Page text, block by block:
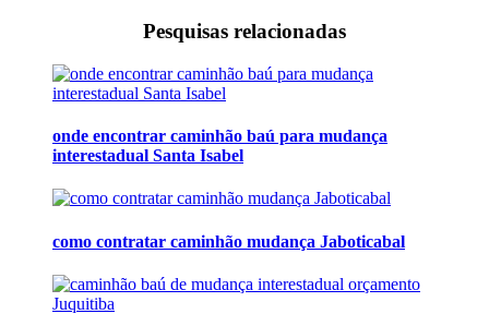
Pesquisas relacionadas
onde encontrar caminhão baú para mudança
interestadual Santa Isabel
como contratar caminhão mudança Jaboticabal